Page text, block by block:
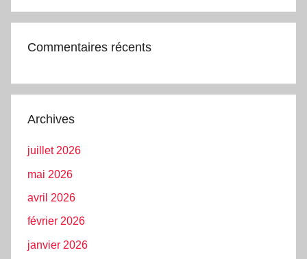
Commentaires récents
Archives
juillet 2026
mai 2026
avril 2026
février 2026
janvier 2026